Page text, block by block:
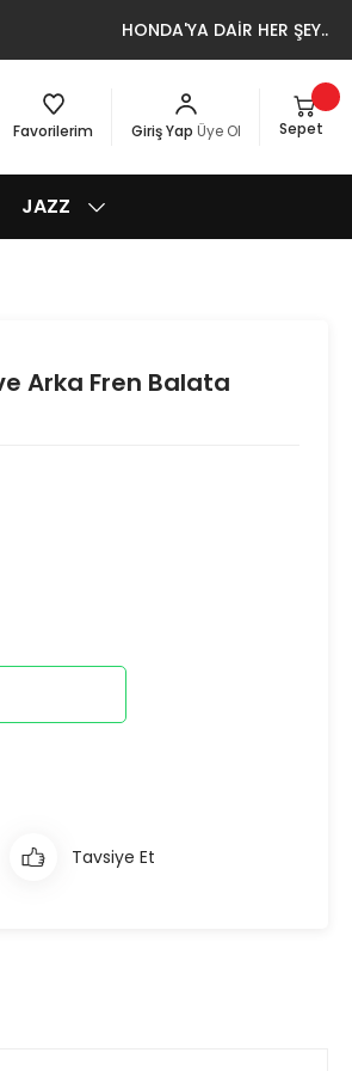
HONDA'YA DAİR HER ŞEY..
Favorilerim Giriş Yap Üye Ol Sepet
JAZZ
Arka Fren Balata
Tavsiye Et